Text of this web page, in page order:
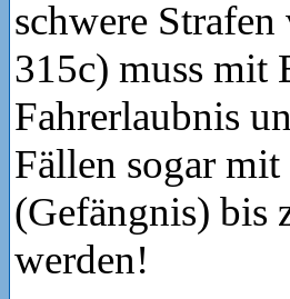
schwere
315c) muss mit
Fahrerlaubnis
Fällen sogar
(Gefängnis) bis
werden!